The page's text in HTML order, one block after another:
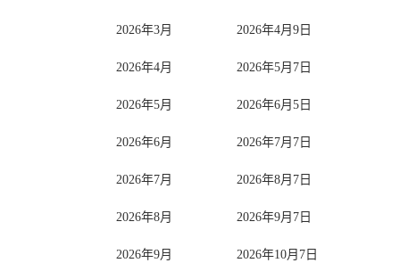
2026年3月 2026年4月9日
2026年4月 2026年5月7日
2026年5月 2026年6月5日
2026年6月 2026年7月7日
2026年7月 2026年8月7日
2026年8月 2026年9月7日
2026年9月 2026年10月7日